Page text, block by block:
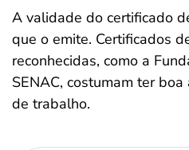
A validade do certificado
que o emite. Certificados
reconhecidas, como a
SENAC, costumam ter
de trabalho.